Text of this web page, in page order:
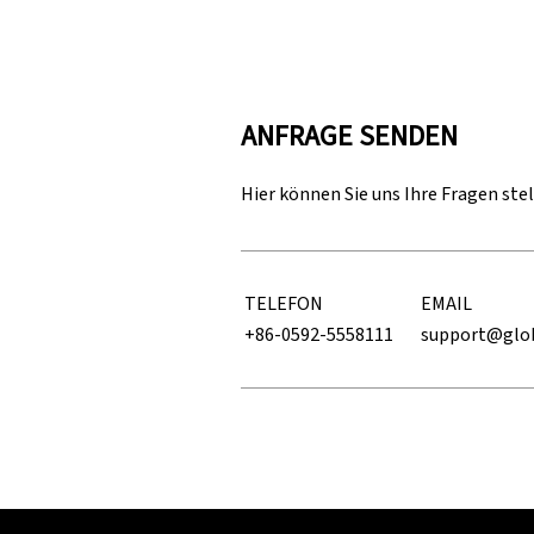
ANFRAGE SENDEN
Hier können Sie uns Ihre Fragen
TELEFON
EMAIL
+86-0592-5558111